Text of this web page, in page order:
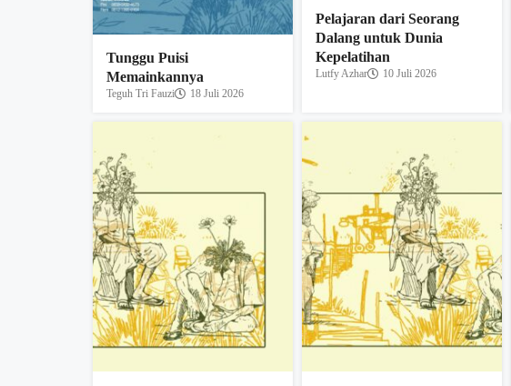
Tunggu Puisi
Memainkannya
Teguh Tri Fauzi 18 Juli 2026
Pelajaran dari Seorang
Dalang untuk Dunia
Kepelatihan
Lutfy Azhar 10 Juli 2026